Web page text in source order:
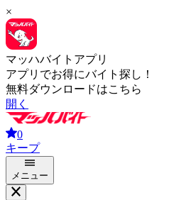
×
マッハバイトアプリ
アプリでお得にバイト探し！
無料ダウンロードはこちら
開く
0
キープ
メニュー